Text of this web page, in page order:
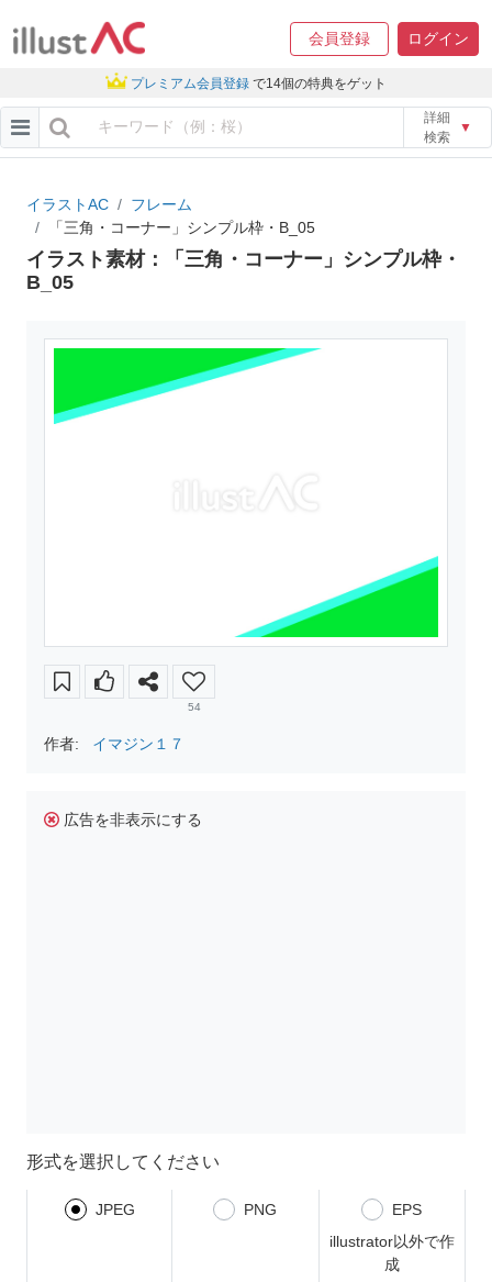
会員登録 ログイン
プレミアム会員登録 で14個の特典をゲット
詳細
検索
▼
イラストAC
フレーム
「三角・コーナー」シンプル枠・B_05
イラスト素材：「三角・コーナー」シンプル枠・
B_05
54
作者: イマジン１７
広告を非表示にする
形式を選択してください
JPEG PNG
EPS
illustrator以外で作
成